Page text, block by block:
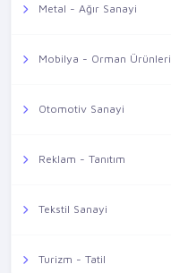
Metal - Ağır Sanayi
Mobilya - Orman Ürünleri
Otomotiv Sanayi
Reklam - Tanıtım
Tekstil Sanayi
Turizm - Tatil